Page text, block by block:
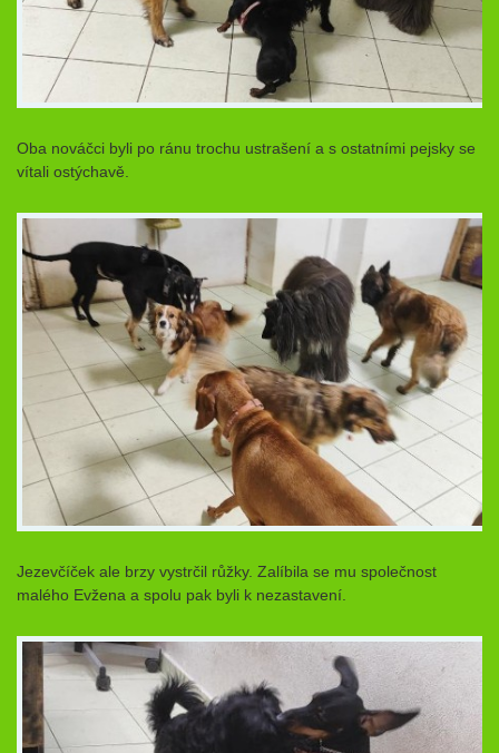
Oba nováčci byli po ránu trochu ustrašení a s ostatními pejsky se
vítali ostýchavě.
Jezevčíček ale brzy vystrčil růžky. Zalíbila se mu společnost
malého Evžena a spolu pak byli k nezastavení.